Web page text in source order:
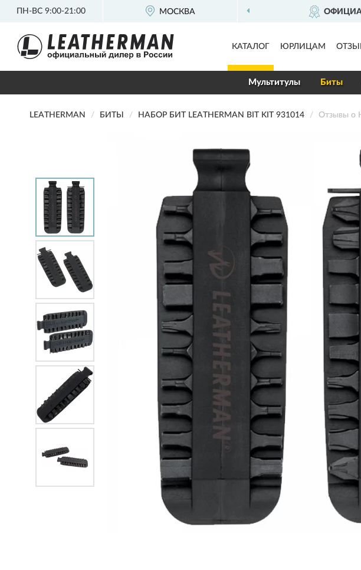
ПН-ВС 9:00-21:00 МОСКВА ОФИЦИАЛЬНЫЙ
КАТАЛОГ ЮРЛИЦАМ
Мультитулы Биты
LEATHERMAN БИТЫ НАБОР БИТ LEATHERMAN BIT KIT 931014 Отзывы о